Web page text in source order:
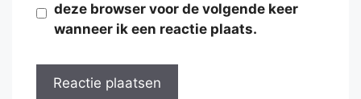
deze browser voor de volgende keer
wanneer ik een reactie plaats.